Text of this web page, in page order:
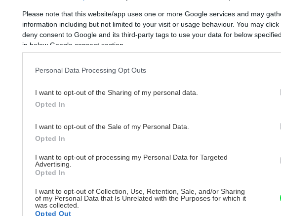
Please note that this website/app uses one or more Google services and may
information including but not limited to your visit or usage behaviour. You may
deny consent to Google and its third-party tags to use your data for below
in below Google consent section.
Personal Data Processing Opt Outs
I want to opt-out of the Sharing of my personal data.
Opted In
I want to opt-out of the Sale of my Personal Data.
Opted In
I want to opt-out of processing my Personal Data for Targeted
Advertising.
Opted In
I want to opt-out of Collection, Use, Retention, Sale, and/or Sharing
of my Personal Data that Is Unrelated with the Purposes for which it
was collected.
Opted Out